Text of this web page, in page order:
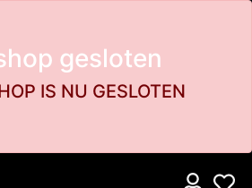
gesloten
IS NU GESLOTEN